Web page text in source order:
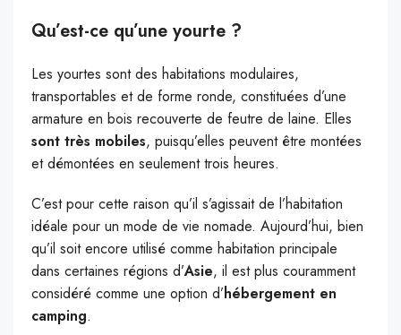
Qu’est-ce qu’une yourte ?
Les yourtes sont des habitations modulaires,
transportables et de forme ronde, constituées d’une
armature en bois recouverte de feutre de laine. Elles
sont très mobiles, puisqu’elles peuvent être montées
et démontées en seulement trois heures.
C’est pour cette raison qu’il s’agissait de l’habitation
idéale pour un mode de vie nomade. Aujourd’hui, bien
qu’il soit encore utilisé comme habitation principale
dans certaines régions d’Asie, il est plus couramment
considéré comme une option d’hébergement en
camping.